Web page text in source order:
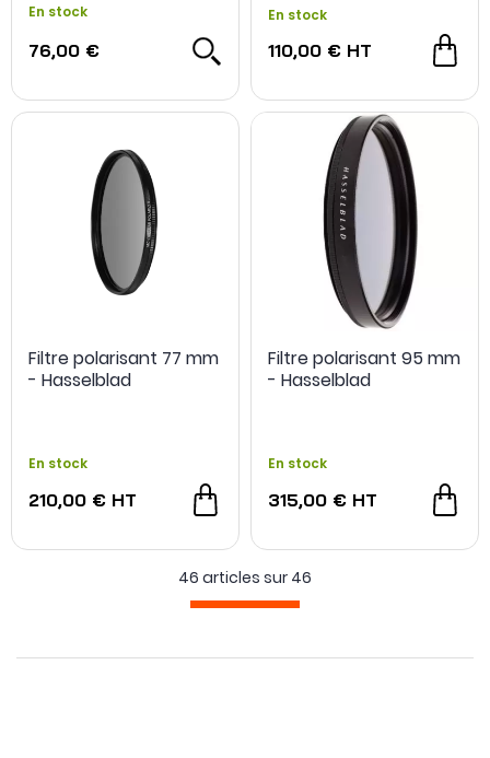
En stock
76,00 €
En stock
110,00 € HT
Filtre polarisant 77 mm
- Hasselblad
En stock
210,00 € HT
Filtre polarisant 95 mm
- Hasselblad
En stock
315,00 € HT
46 articles sur 46